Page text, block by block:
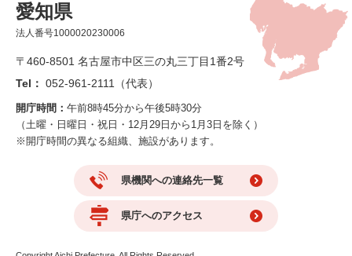
愛知県
法人番号1000020230006
〒460-8501 名古屋市中区三の丸三丁目1番2号
Tel： 052-961-2111（代表）
開庁時間： 午前8時45分から午後5時30分
（土曜・日曜日・祝日・12月29日から1月3日を除く）
※開庁時間の異なる組織、施設があります。
県機関への連絡先一覧
県庁へのアクセス